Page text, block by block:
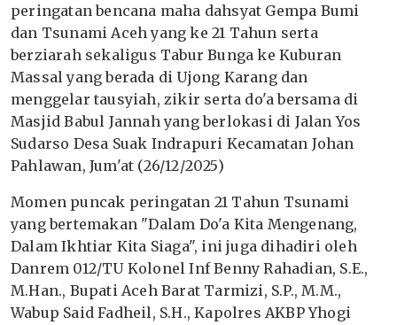
peringatan bencana maha dahsyat Gempa Bumi
dan Tsunami Aceh yang ke 21 Tahun serta
berziarah sekaligus Tabur Bunga ke Kuburan
Massal yang berada di Ujong Karang dan
menggelar tausyiah, zikir serta do'a bersama di
Masjid Babul Jannah yang berlokasi di Jalan Yos
Sudarso Desa Suak Indrapuri Kecamatan Johan
Pahlawan, Jum'at (26/12/2025)
Momen puncak peringatan 21 Tahun Tsunami
yang bertemakan "Dalam Do'a Kita Mengenang,
Dalam Ikhtiar Kita Siaga", ini juga dihadiri oleh
Danrem 012/TU Kolonel Inf Benny Rahadian, S.E.,
M.Han., Bupati Aceh Barat Tarmizi, S.P., M.M.,
Wabup Said Fadheil, S.H., Kapolres AKBP Yhogi